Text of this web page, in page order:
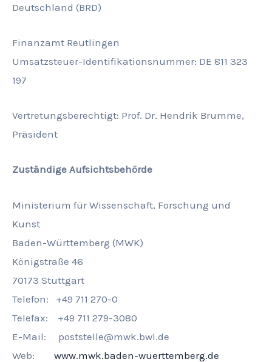
Deutschland (BRD)
Finanzamt Reutlingen
Umsatzsteuer-Identifikationsnummer: DE 811 323
197
Vertretungsberechtigt: Prof. Dr. Hendrik Brumme,
Präsident
Zuständige Aufsichtsbehörde
Ministerium für Wissenschaft, Forschung und
Kunst
Baden-Württemberg (MWK)
Königstraße 46
70173 Stuttgart
Telefon: +49 711 270-0
Telefax: +49 711 279-3080
E-Mail: poststelle@mwk.bwl.de
Web: www.mwk.baden-wuerttemberg.de